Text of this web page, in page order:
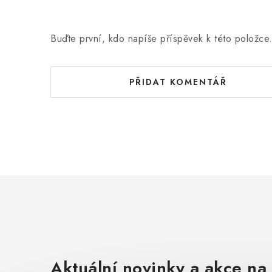
Buďte první, kdo napíše příspěvek k této položce.
PŘIDAT KOMENTÁŘ